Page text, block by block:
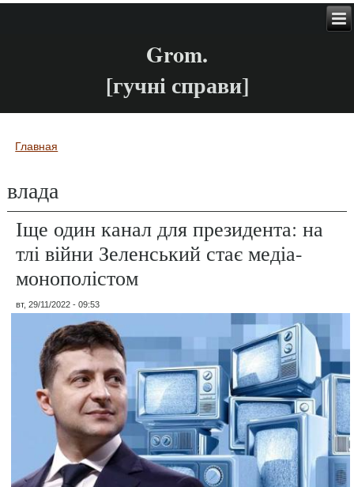
Grom.
[гучні справи]
Вы здесь
Главная
влада
Іще один канал для президента: на
тлі війни Зеленський стає медіа-
монополістом
вт, 29/11/2022 - 09:53